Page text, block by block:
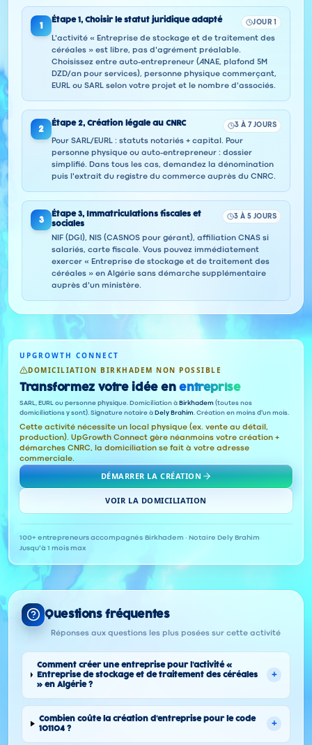
1
Étape 1, Choisir le statut juridique adapté JOUR 1
L'activité « Entreprise de stockage et de traitement des
céréales » est libre, pas d'agrément préalable.
Choisissez entre auto-entrepreneur (ANAE, plafond 5M
DZD/an pour services), personne physique commerçant,
EURL ou SARL selon votre projet et le nombre d'associés.
2
Étape 2, Création légale au CNRC 3 À 7 JOURS
Pour SARL/EURL : statuts notariés + capital. Pour
personne physique ou auto-entrepreneur : dossier
simplifié. Dans tous les cas, demandez la dénomination
puis l'extrait du registre du commerce auprès du CNRC.
3
Étape 3,
Immatriculations fiscales et
sociales
3 À 5 JOURS
NIF (DGI), NIS (CASNOS pour gérant), affiliation CNAS si
salariés, carte fiscale. Vous pouvez immédiatement
exercer « Entreprise de stockage et de traitement des
céréales » en Algérie sans démarche supplémentaire
auprès d'un ministère.
UPGROWTH CONNECT
DOMICILIATION BIRKHADEM NON POSSIBLE
Transformez votre idée en entreprise
SARL, EURL ou personne physique. Domiciliation à Birkhadem (toutes nos
domiciliations y sont). Signature notaire à Dely Brahim . Création en moins d'un mois.
Cette activité nécessite un local physique (ex. vente au détail,
production). UpGrowth Connect gère néanmoins votre création +
démarches CNRC, la domiciliation se fait à votre adresse
commerciale.
DÉMARRER LA CRÉATION
VOIR LA DOMICILIATION
100+ entrepreneurs accompagnés·Birkhadem · Notaire Dely Brahim ·
Jusqu'à 1 mois max
Questions fréquentes
Réponses aux questions les plus posées sur cette activité
Comment créer une entreprise pour l'activité «
Entreprise de stockage et de traitement des céréales
» en Algérie ?
+
Combien coûte la création d'entreprise pour le code
101104 ?
+